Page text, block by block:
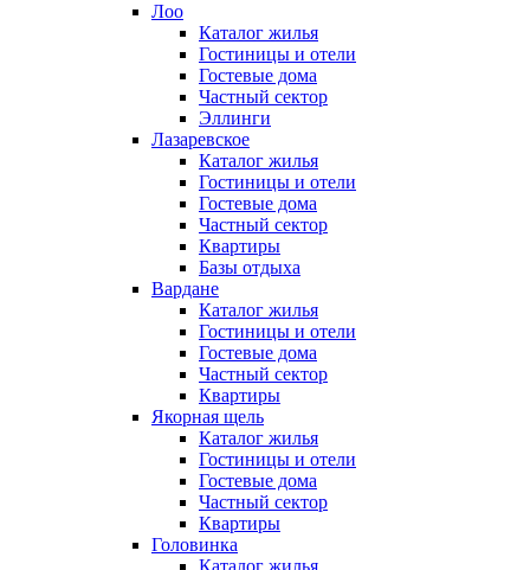
Лоо
Каталог жилья
Гостиницы и отели
Гостевые дома
Частный сектор
Эллинги
Лазаревское
Каталог жилья
Гостиницы и отели
Гостевые дома
Частный сектор
Квартиры
Базы отдыха
Вардане
Каталог жилья
Гостиницы и отели
Гостевые дома
Частный сектор
Квартиры
Якорная щель
Каталог жилья
Гостиницы и отели
Гостевые дома
Частный сектор
Квартиры
Головинка